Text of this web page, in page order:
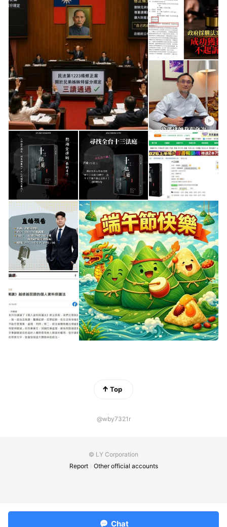
Top
@wby7321r
© LY Corporation
Report
Other official accounts
Chat